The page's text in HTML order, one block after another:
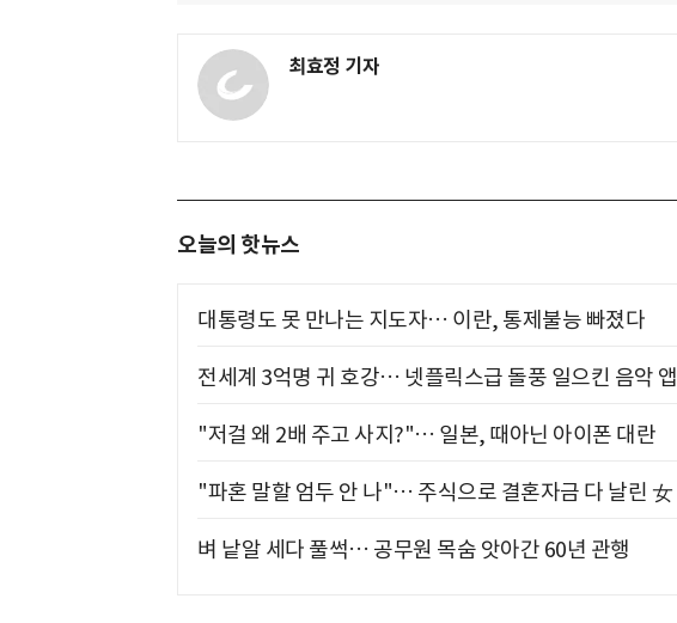
최효정 기자
오늘의 핫뉴스
대통령도 못 만나는 지도자… 이란, 통제불능 빠졌다
전세계 3억명 귀 호강… 넷플릭스급 돌풍 일으킨 음악 앱
"저걸 왜 2배 주고 사지?"… 일본, 때아닌 아이폰 대란
"파혼 말할 엄두 안 나"… 주식으로 결혼자금 다 날린 女
벼 낱알 세다 풀썩… 공무원 목숨 앗아간 60년 관행